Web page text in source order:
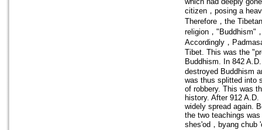
citizen，posing a
Therefore，the
religion，"Buddhism"
Accordingly，
Tibet. This was the
Buddhism. In 842
destroyed Buddhism
was thus splitted into
of robbery. This was
history. After 912
widely spread again.
the two teachings
shes'od，byang chub